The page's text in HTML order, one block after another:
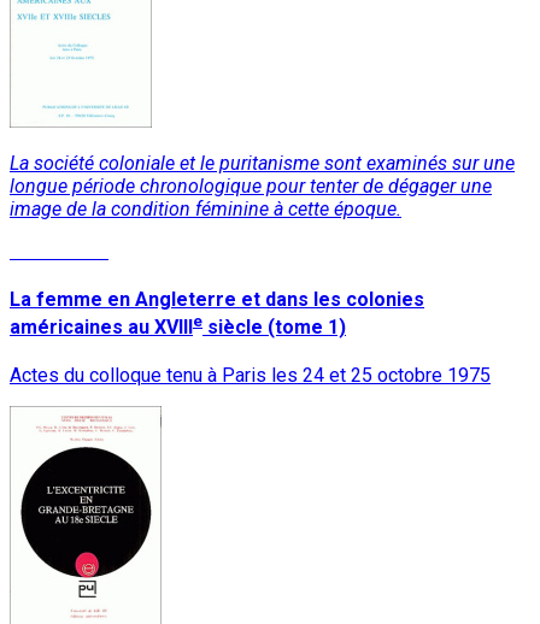
La société coloniale et le puritanisme sont examinés sur une
longue période chronologique pour tenter de dégager une
image de la condition féminine à cette époque.
La femme en Angleterre et dans les colonies
américaines au XVIIIe siècle (tome 1)
Actes du colloque tenu à Paris les 24 et 25 octobre 1975